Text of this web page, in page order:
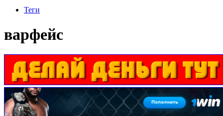
Теги
варфейс